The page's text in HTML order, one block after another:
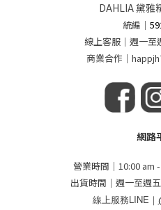
DAHLIA 黛雅
統編 ｜
線上客服｜週一至
商業合作｜
網路
營業時間｜10:00 am
出貨時間｜週一至週
線上服務LINE｜